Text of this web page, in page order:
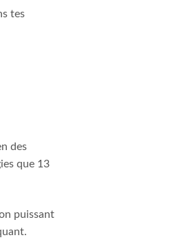
tes
des
que 13
puissant